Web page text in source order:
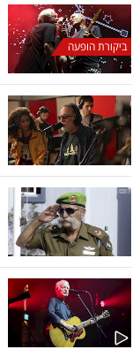
דיגיטל
וטק
שיווק
ופרסום
משפט
מדדים
ומחקרים
דעות
רכילות
עסקית
ביקורת הופעה